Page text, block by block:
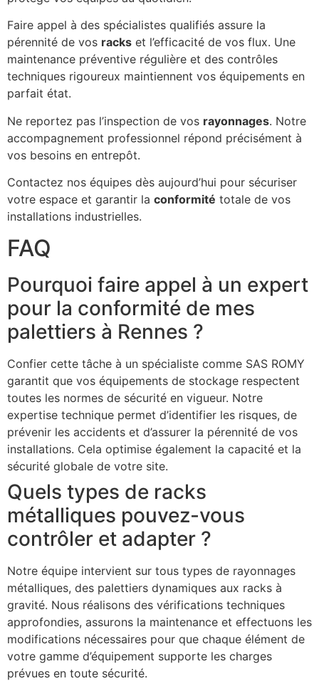
Faire appel à des spécialistes qualifiés assure la
pérennité de vos racks et l’efficacité de vos flux. Une
maintenance préventive régulière et des contrôles
techniques rigoureux maintiennent vos équipements en
parfait état.
Ne reportez pas l’inspection de vos rayonnages. Notre
accompagnement professionnel répond précisément à
vos besoins en entrepôt.
Contactez nos équipes dès aujourd’hui pour sécuriser
votre espace et garantir la conformité totale de vos
installations industrielles.
FAQ
Pourquoi faire appel à un expert
pour la conformité de mes
palettiers à Rennes ?
Confier cette tâche à un spécialiste comme SAS ROMY
garantit que vos équipements de stockage respectent
toutes les normes de sécurité en vigueur. Notre
expertise technique permet d’identifier les risques, de
prévenir les accidents et d’assurer la pérennité de vos
installations. Cela optimise également la capacité et la
sécurité globale de votre site.
Quels types de racks
métalliques pouvez-vous
contrôler et adapter ?
Notre équipe intervient sur tous types de rayonnages
métalliques, des palettiers dynamiques aux racks à
gravité. Nous réalisons des vérifications techniques
approfondies, assurons la maintenance et effectuons les
modifications nécessaires pour que chaque élément de
votre gamme d’équipement supporte les charges
prévues en toute sécurité.